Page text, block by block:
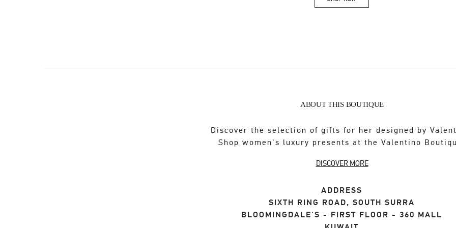
Link Opens in New Tab
ABOUT THIS BOUTIQUE
Discover the selection of gifts for her designed by
Shop women's luxury presents at the Valentino
DISCOVER MORE
ADDRESS
SIXTH RING ROAD, SOUTH SURRA
BLOOMINGDALE'S - FIRST FLOOR - 360 MALL